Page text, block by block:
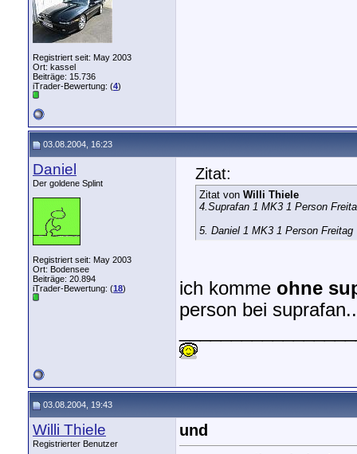
Registriert seit: May 2003
Ort: kassel
Beiträge: 15.736
iTrader-Bewertung: (4)
03.08.2004, 16:23
Daniel
Der goldene Splint
Registriert seit: May 2003
Ort: Bodensee
Beiträge: 20.894
iTrader-Bewertung: (18)
Zitat:
Zitat von Willi Thiele
4.Suprafan 1 MK3 1 Person
5. Daniel 1 MK3 1 Person Freitag
ich komme ohne
person bei
03.08.2004, 19:43
Willi Thiele
Registrierter Benutzer
und